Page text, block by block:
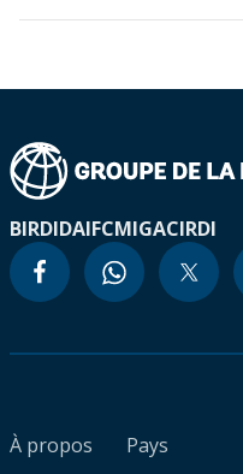
BIRDIDAIFCMIGACIRDI
À propos
Pays